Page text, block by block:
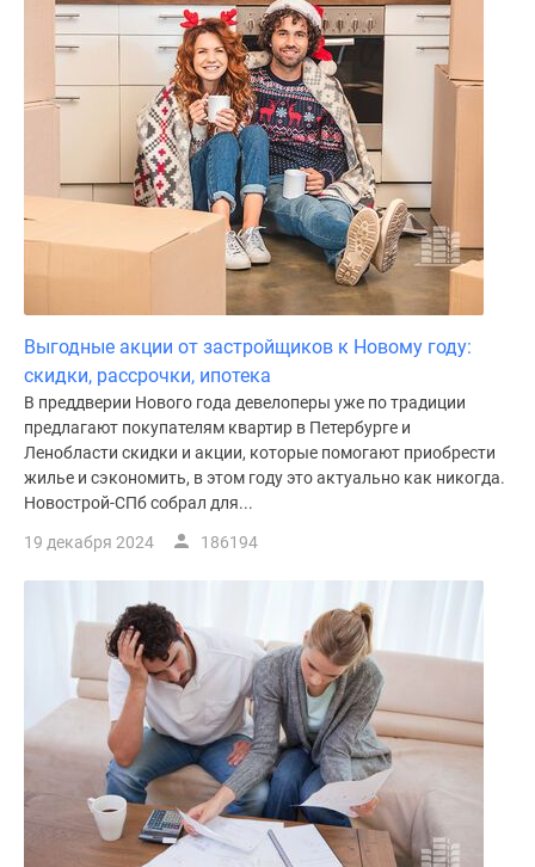
Выгодные акции от застройщиков к Новому году:
скидки, рассрочки, ипотека
В преддверии Нового года девелоперы уже по традиции
предлагают покупателям квартир в Петербурге и
Ленобласти скидки и акции, которые помогают приобрести
жилье и сэкономить, в этом году это актуально как никогда.
Новострой-СПб собрал для...
19 декабря 2024 186194